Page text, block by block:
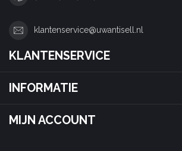
klantenservice@uwantisell.nl
KLANTENSERVICE
INFORMATIE
MIJN ACCOUNT